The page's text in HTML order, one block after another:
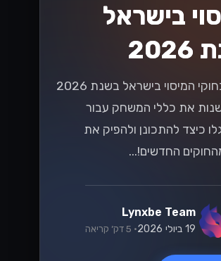
בישראל
שינויים בחוקי המיסוי בישראל בשנת 2026
את כללי המשחק עבור
כיצד להתכונן ולהפיק את
החדשים!...
Lynxbe Team
19 ביולי 2026 • 5 דק׳ קריאה